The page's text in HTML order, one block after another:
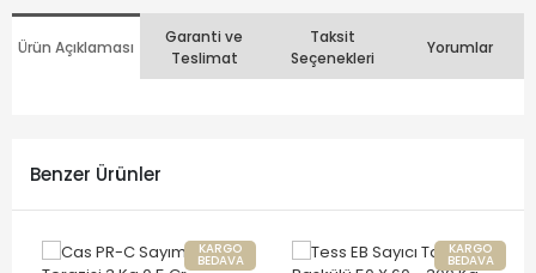
Ürün Açıklaması
Garanti ve
Teslimat
Taksit
Seçenekleri
Yorumlar
Benzer Ürünler
KARGO
BEDAVA
KARGO
BEDAVA